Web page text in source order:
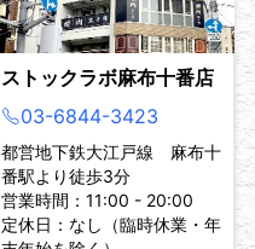
ストックラボ麻布十番店
03-6844-3423
都営地下鉄大江戸線 麻布十
番駅より徒歩3分
営業時間：11:00 - 20:00
定休日：なし（臨時休業・年